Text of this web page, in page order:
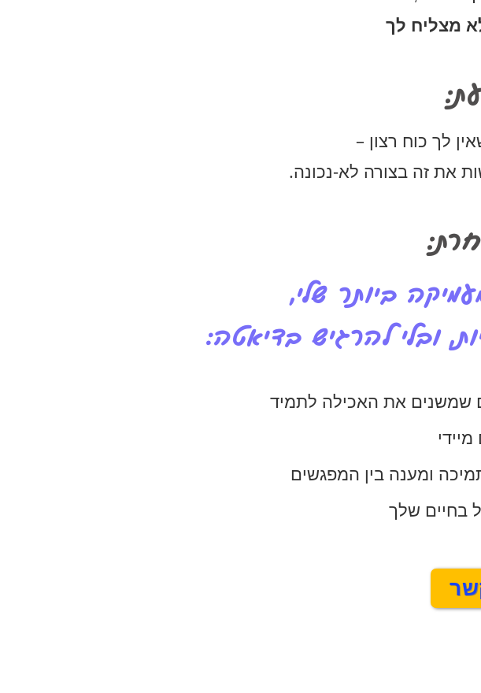
מצליח לך
לך כוח רצון –
את זה בצורה לא-נכונה.
ביותר שלי,
ובלי להרגיש בדיאטה:
ומענה בין המפגשים
בחיים שלך